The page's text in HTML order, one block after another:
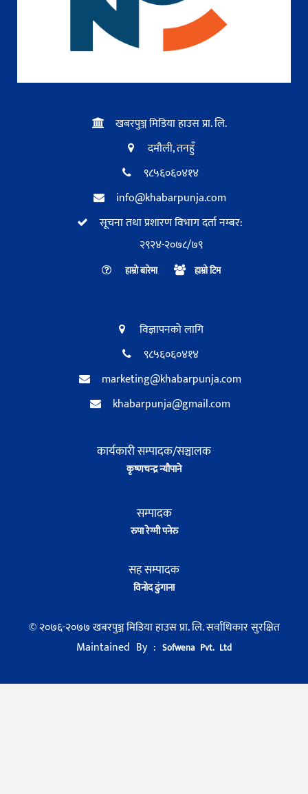
खबरपुञ्ज मिडिया हाउस प्रा. लि.
दमौली, तनहुँ
९८५६०६०४१४
info@khabarpunja.com
सूचना तथा प्रशारण विभाग दर्ता नम्बर:
२९२४-२०७८/७९
हाम्रो बारेमा हाम्रो टिम
विज्ञापनको लागि
९८५६०६०४१४
marketing@khabarpunja.com
khabarpunja@gmail.com
कार्यकारी सम्पादक/सञ्चालक
कृष्णचन्द्र न्यौपाने
सम्पादक
रुपा रेग्मी पनेरु
सह सम्पादक
विनोद ढुंगाना
© २०७६-२०७७ खबरपुञ्ज मिडिया हाउस प्रा. लि. सर्वाधिकार सुरक्षित
Maintained By : Sofwena Pvt. Ltd